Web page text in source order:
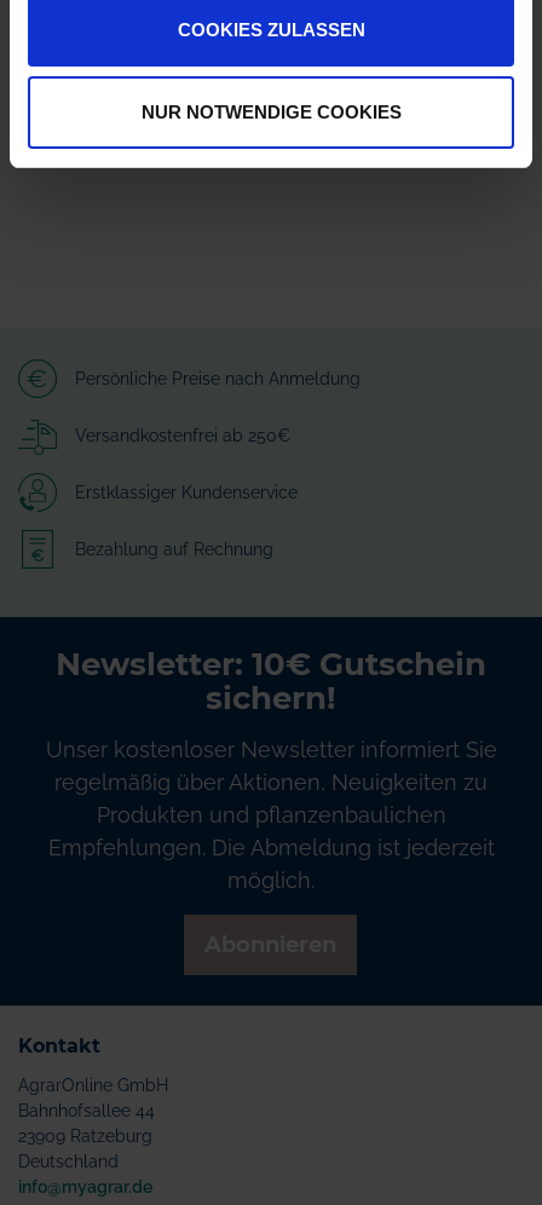
COOKIES ZULASSEN
NUR NOTWENDIGE COOKIES
Herstellerinformationen (GPSR)
Zum Kreuzkamp 7
info@granit-parts.com
Persönliche Preise nach Anmeldung
Versandkostenfrei ab 250€
Erstklassiger Kundenservice
Bezahlung auf Rechnung
Newsletter: 10€ Gutschein
sichern!
Unser kostenloser Newsletter informiert Sie
regelmäßig über Aktionen, Neuigkeiten zu
Produkten und pflanzenbaulichen
Empfehlungen. Die Abmeldung ist jederzeit
möglich.
Kontakt
AgrarOnline GmbH
Bahnhofsallee 44
23909 Ratzeburg
Deutschland
info@myagrar.de